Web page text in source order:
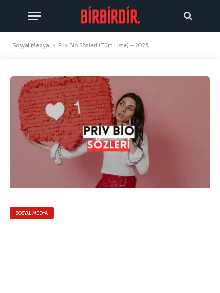
Sosyal Medya - Priv Bio Sözleri (Tüm Liste) – 2025
SOSYAL MEDYA